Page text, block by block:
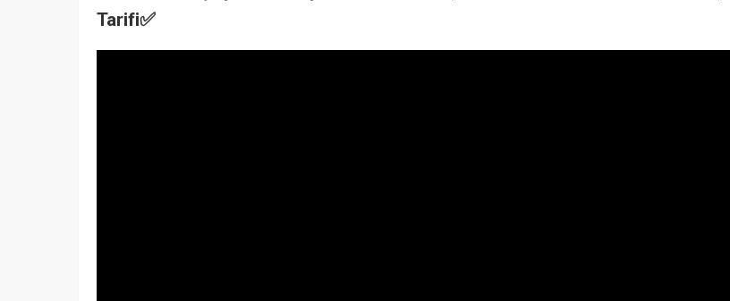
Tarifi✅